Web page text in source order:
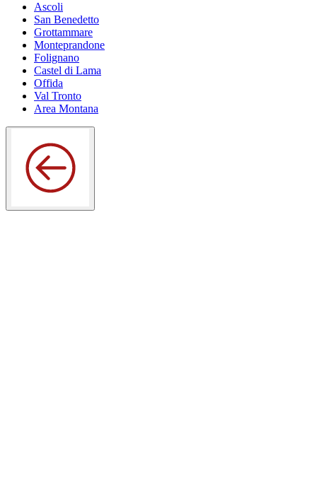
Ascoli
San Benedetto
Grottammare
Monteprandone
Folignano
Castel di Lama
Offida
Val Tronto
Area Montana